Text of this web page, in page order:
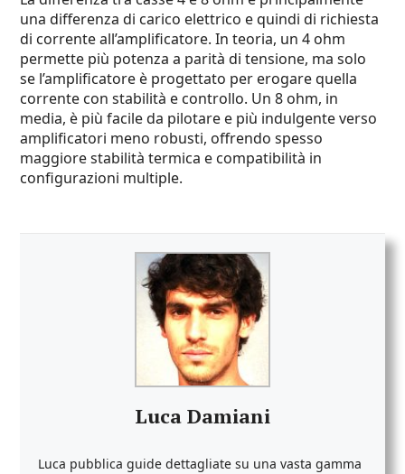
una differenza di carico elettrico e quindi di richiesta
di corrente all’amplificatore. In teoria, un 4 ohm
permette più potenza a parità di tensione, ma solo
se l’amplificatore è progettato per erogare quella
corrente con stabilità e controllo. Un 8 ohm, in
media, è più facile da pilotare e più indulgente verso
amplificatori meno robusti, offrendo spesso
maggiore stabilità termica e compatibilità in
configurazioni multiple.
Luca Damiani
Luca pubblica guide dettagliate su una vasta gamma